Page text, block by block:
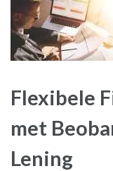
Flexibele
met
Lening